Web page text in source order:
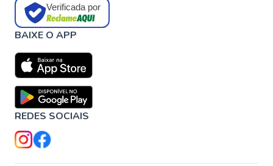
Verificada por
BAIXE O APP
REDES SOCIAIS